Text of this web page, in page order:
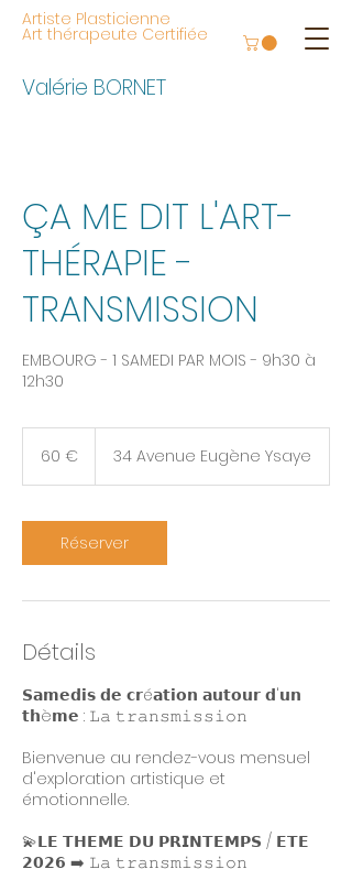
Valérie BORNET
Artiste Plasticienne
Art thérapeute Certifiée
ÇA ME DIT L'ART-
THÉRAPIE -
TRANSMISSION
EMBOURG - 1 SAMEDI PAR MOIS - 9h30 à
12h30
60 € 34 Avenue Eugène Ysaye
Réserver
Détails
𝗦𝗮𝗺𝗲𝗱𝗶𝘀 𝗱𝗲 𝗰𝗿é𝗮𝘁𝗶𝗼𝗻 𝗮𝘂𝘁𝗼𝘂𝗿 𝗱'𝘂𝗻
𝘁𝗵è𝗺𝗲 : 𝙻𝚊 𝚝𝚛𝚊𝚗𝚜𝚖𝚒𝚜𝚜𝚒𝚘𝚗
Bienvenue au rendez-vous mensuel
d'exploration artistique et
émotionnelle.
💫𝗟𝗘 𝗧𝗛𝗘𝗠𝗘 𝗗𝗨 𝗣𝗥𝗜𝗡𝗧𝗘𝗠𝗣𝗦 / 𝗘𝗧𝗘
𝟮𝟬𝟮𝟲 ➡️ 𝙻𝚊 𝚝𝚛𝚊𝚗𝚜𝚖𝚒𝚜𝚜𝚒𝚘𝚗